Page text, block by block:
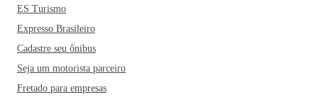
ES Turismo
Expresso Brasileiro
Cadastre seu ônibus
Seja um motorista parceiro
Fretado para empresas